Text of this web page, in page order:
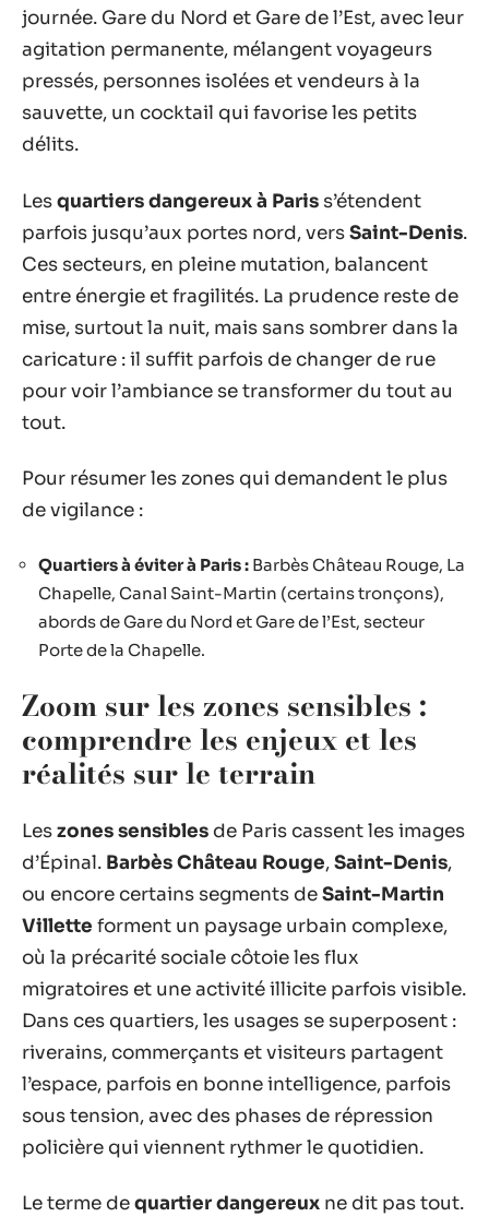
journée. Gare du Nord et Gare de l’Est, avec leur
agitation permanente, mélangent voyageurs
pressés, personnes isolées et vendeurs à la
sauvette, un cocktail qui favorise les petits
délits.
Lesquartiers dangereux à Paris s’étendent
parfois jusqu’aux portes nord, versSaint-Denis.
Ces secteurs, en pleine mutation, balancent
entre énergie et fragilités. La prudence reste de
mise, surtout la nuit, mais sans sombrer dans la
caricature : il suffit parfois de changer de rue
pour voir l’ambiance se transformer du tout au
tout.
Pour résumer les zones qui demandent le plus
de vigilance :
Quartiers à éviter à Paris : Barbès Château Rouge, La
Chapelle, Canal Saint-Martin (certains tronçons),
abords de Gare du Nord et Gare de l’Est, secteur
Porte de la Chapelle.
Zoom sur les zones sensibles :
comprendre les enjeux et les
réalités sur le terrain
Leszones sensibles de Paris cassent les images
d’Épinal. Barbès Château Rouge,Saint-Denis,
ou encore certains segments deSaint-Martin
Villette forment un paysage urbain complexe,
où la précarité sociale côtoie les flux
migratoires et une activité illicite parfois visible.
Dans ces quartiers, les usages se superposent :
riverains, commerçants et visiteurs partagent
l’espace, parfois en bonne intelligence, parfois
sous tension, avec des phases de répression
policière qui viennent rythmer le quotidien.
Le terme dequartier dangereux ne dit pas tout.